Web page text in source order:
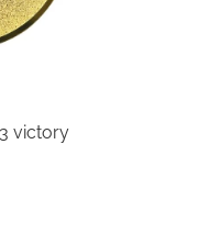
victory